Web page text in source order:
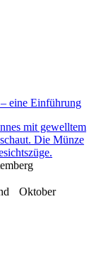
eine Einführung
Oktober